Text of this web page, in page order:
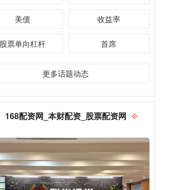
美债 收益率
股票单向杠杆 首席
更多话题动态
168配资网_本财配资_股票配资网